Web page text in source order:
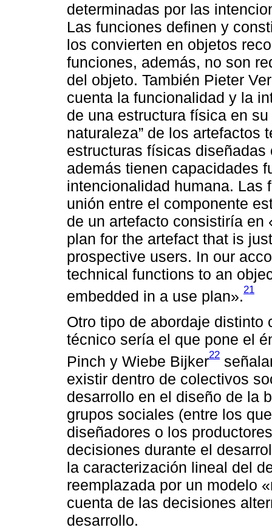
determinadas por las
Las funciones definen y
los convierten en objetos
funciones, además, no son
del objeto. También Pieter
cuenta la funcionalidad y la
de una estructura física en
naturaleza” de los artefactos
estructuras físicas
además tienen capacidades
intencionalidad humana. Las
unión entre el componente
de un artefacto consistiría en
plan for the artefact that is
prospective users. In our
technical functions to an
embedded in a use plan».21
Otro tipo de abordaje distinto
técnico sería el que pone el
Pinch y Wiebe Bijker22
existir dentro de colectivos
desarrollo en el diseño de la
grupos sociales (entre los
diseñadores o los
decisiones durante el
la caracterización lineal del
reemplazada por un modelo
cuenta de las decisiones
desarrollo.